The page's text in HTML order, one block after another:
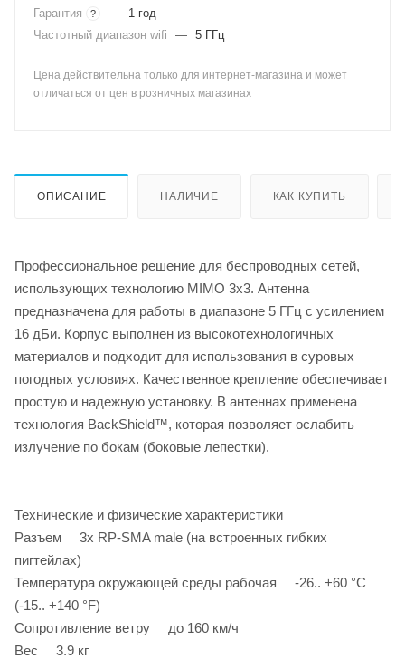
Гарантия
? —
1 год
Частотный диапазон wifi
— 5 ГГц
Цена действительна только для интернет-магазина и может
отличаться от цен в розничных магазинах
ОПИСАНИЕ НАЛИЧИЕ КАК КУПИТЬ
Профессиональное решение для беспроводных сетей,
использующих технологию MIMO 3x3. Антенна
предназначена для работы в диапазоне 5 ГГц с усилением
16 дБи. Корпус выполнен из высокотехнологичных
материалов и подходит для использования в суровых
погодных условиях. Качественное крепление обеспечивает
простую и надежную установку. В антеннах применена
технология BackShield™, которая позволяет ослабить
излучение по бокам (боковые лепестки).
Технические и физические характеристики
Разъем 3x RP-SMA male (на встроенных гибких
пигтейлах)
Температура окружающей среды рабочая -26.. +60 °C
(-15.. +140 °F)
Сопротивление ветру до 160 км/ч
Вес 3.9 кг